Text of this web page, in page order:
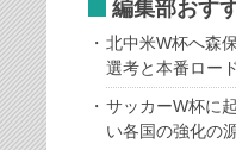
編集部おす
北中米W杯へ森
選考と本番ロー
サッカーW杯に
い各国の強化の